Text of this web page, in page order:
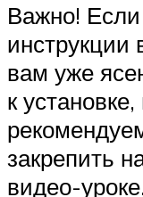
Важно!
инструкции
вам уже
к
закрепить
видео-